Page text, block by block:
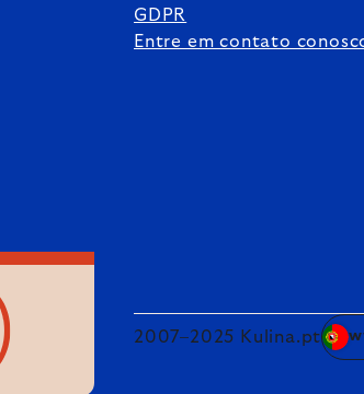
GDPR
Entre em contato
2007–2025 Kulina.pt